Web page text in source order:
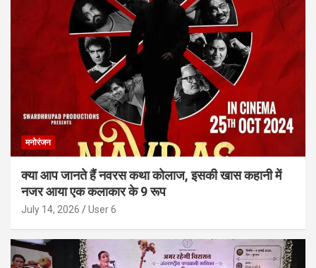
मनोरंजन
क्या आप जानते हैं नवरस कथा कोलाज, इसकी खास कहानी में
नजर आया एक कलाकार के 9 रूप
July 14, 2026 User 6